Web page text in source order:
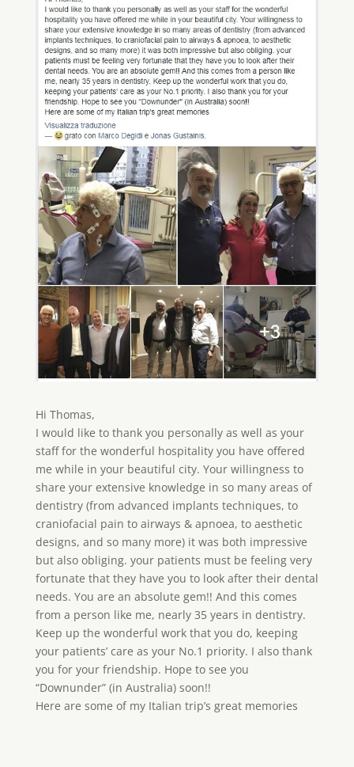
Hi Thomas,
I would like to thank you personally as well as your
staff for the wonderful hospitality you have offered
me while in your beautiful city. Your willingness to
share your extensive knowledge in so many areas of
dentistry (from advanced implants techniques, to
craniofacial pain to airways & apnoea, to aesthetic
designs, and so many more) it was both impressive
but also obliging. your patients must be feeling very
fortunate that they have you to look after their dental
needs. You are an absolute gem!! And this comes
from a person like me, nearly 35 years in dentistry.
Keep up the wonderful work that you do, keeping
your patients’ care as your No.1 priority. I also thank
you for your friendship. Hope to see you
“Downunder” (in Australia) soon!!
Here are some of my Italian trip’s great memories